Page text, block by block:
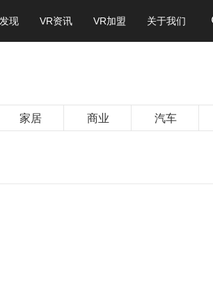
现 VR资讯 VR加盟 关于我们
家居 商业 汽车